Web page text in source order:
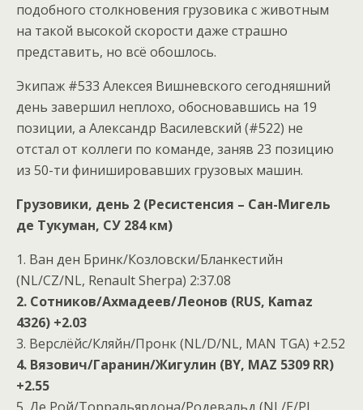
подобного столкновения грузовика с животным
на такой высокой скорости даже страшно
представить, но всё обошлось.
Экипаж #533 Алексея Вишневского сегодняшний
день завершил неплохо, обосновавшись на 19
позиции, а Александр Василевский (#522) не
отстал от коллеги по команде, заняв 23 позицию
из 50-ти финишировавших грузовых машин.
Грузовики, день 2 (Ресистенсия – Сан-Мигель
де Тукуман, СУ 284 км)
1. Ван ден Бринк/Козловски/Бланкестийн
(NL/CZ/NL, Renault Sherpa) 2:37.08
2. Сотников/Ахмадеев/Леонов (RUS, Kamaz
4326) +2.03
3. Верслёйс/Кляйн/Пронк (NL/D/NL, MAN TGA) +2.52
4. Вязович/Гаранин/Жигулин (BY, MAZ 5309 RR)
+2.55